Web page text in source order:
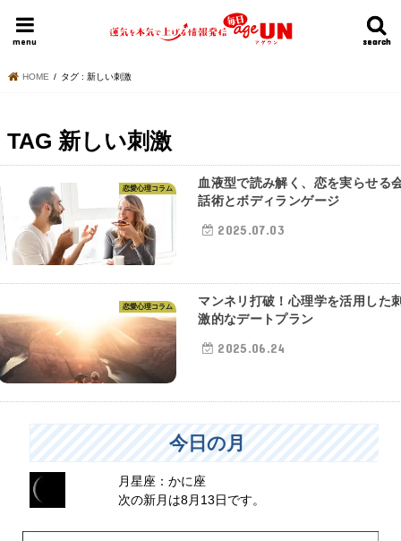
search
search
menu
HOME 明日の運勢ランキング 今週の運勢
HOME タグ : 新しい刺激
TAG 新しい刺激
恋愛心理コラム
血液型で読み解く、恋を実らせる
話術とボディランゲージ
2025.07.03
恋愛心理コラム
マンネリ打破！心理学を活用した
激的なデートプラン
2025.06.24
今日の月
月星座：かに座
次の新月は8月13日です。